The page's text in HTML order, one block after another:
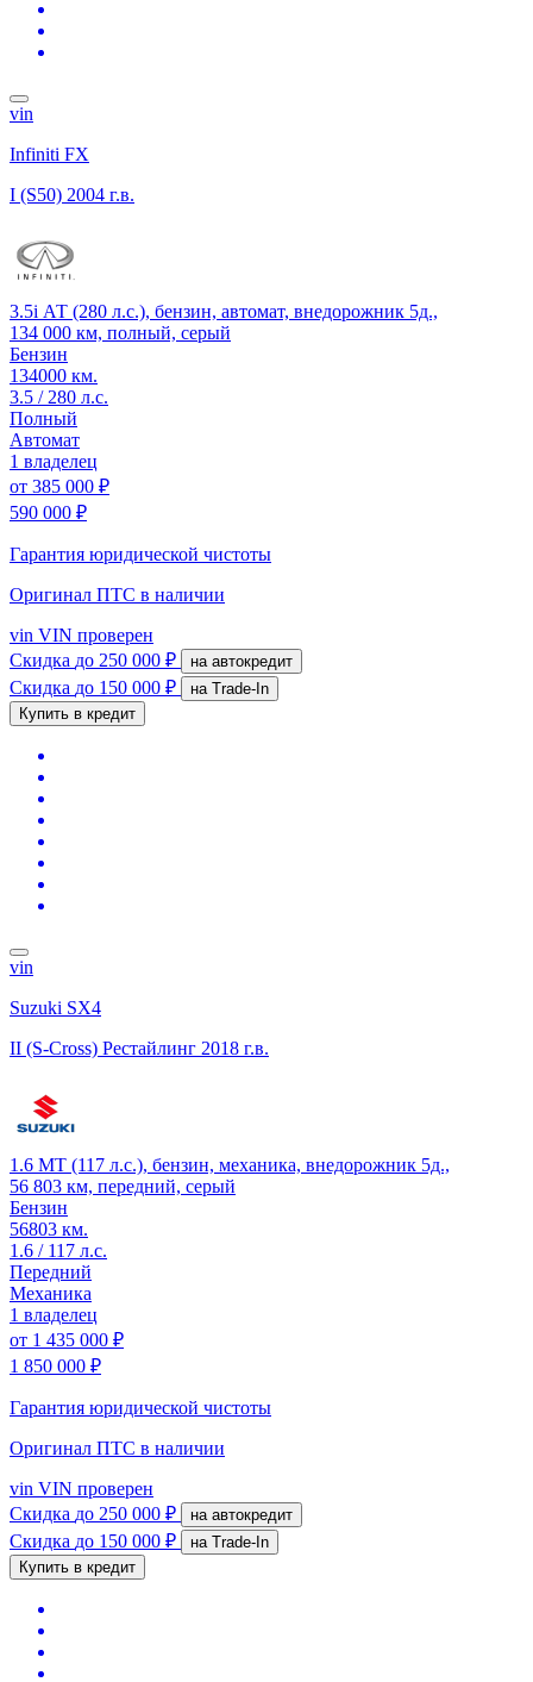
vin
Infiniti FX
I (S50) 2004 г.в.
3.5i АТ (280 л.с.), бензин, автомат, внедорожник 5д.,
134 000 км, полный, серый
Бензин
134000 км.
3.5 / 280 л.с.
Полный
Автомат
1 владелец
от 385 000 ₽
590 000 ₽
Гарантия юридической чистоты
Оригинал ПТС в наличии
vin VIN проверен
Скидка до 250 000 ₽ на автокредит
Скидка до 150 000 ₽
на Trade-In
Купить в кредит
vin
Suzuki SX4
II (S-Cross) Рестайлинг 2018 г.в.
1.6 MT (117 л.с.), бензин, механика, внедорожник 5д.,
56 803 км, передний, серый
Бензин
56803 км.
1.6 / 117 л.с.
Передний
Механика
1 владелец
от 1 435 000 ₽
1 850 000 ₽
Гарантия юридической чистоты
Оригинал ПТС в наличии
vin VIN проверен
Скидка до 250 000 ₽ на автокредит
Скидка до 150 000 ₽
на Trade-In
Купить в кредит